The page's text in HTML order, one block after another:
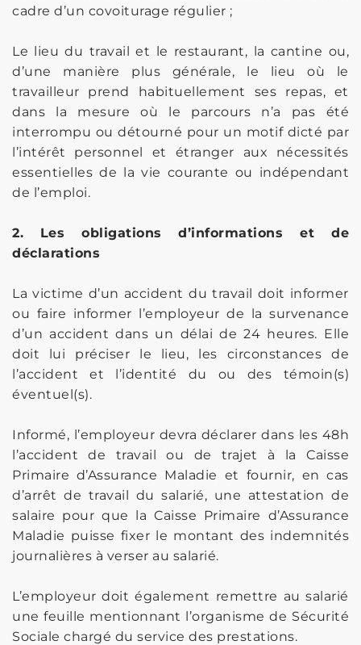
cadre d’un covoiturage régulier ;
Le lieu du travail et le restaurant, la cantine ou,
d’une manière plus générale, le lieu où le
travailleur prend habituellement ses repas, et
dans la mesure où le parcours n’a pas été
interrompu ou détourné pour un motif dicté par
l’intérêt personnel et étranger aux nécessités
essentielles de la vie courante ou indépendant
de l’emploi.
2. Les obligations d’informations et de
déclarations
La victime d’un accident du travail doit informer
ou faire informer l’employeur de la survenance
d’un accident dans un délai de 24 heures. Elle
doit lui préciser le lieu, les circonstances de
l’accident et l’identité du ou des témoin(s)
éventuel(s).
Informé, l’employeur devra déclarer dans les 48h
l’accident de travail ou de trajet à la Caisse
Primaire d’Assurance Maladie et fournir, en cas
d’arrêt de travail du salarié, une attestation de
salaire pour que la Caisse Primaire d’Assurance
Maladie puisse fixer le montant des indemnités
journalières à verser au salarié.
L’employeur doit également remettre au salarié
une feuille mentionnant l’organisme de Sécurité
Sociale chargé du service des prestations.